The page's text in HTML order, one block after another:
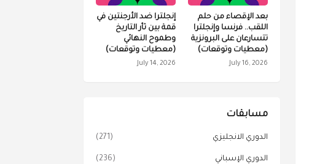
بعد الإقصاء من حلم
اللقب.. فرنسا وإنجلترا
تتسارعان على البرونزية
(معطيات وتوقعات)
July 16, 2026
إنجلترا ضد الأرجنتين في
قمة بين ثأر التاريخ
وطموح النهائي
(معطيات وتوقعات)
July 14, 2026
مسابقات
الدوري الانجليزي (271)
الدوري الإسباني (236)